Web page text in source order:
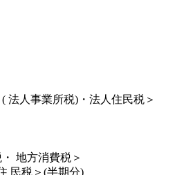
法人事業所税)・法人住民税＞
地方消費税＞
民税＞(半期分)